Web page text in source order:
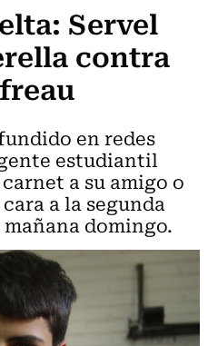
Servel
contra
en redes
estudiantil
a su amigo o
a la segunda
domingo.